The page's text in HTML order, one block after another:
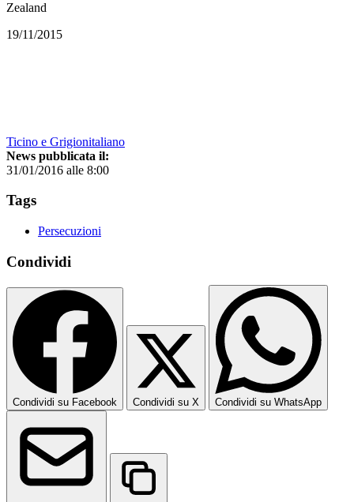
Zealand
19/11/2015
Ticino e Grigionitaliano
News pubblicata il:
31/01/2016 alle 8:00
Tags
Persecuzioni
Condividi
Condividi su Facebook Condividi su X Condividi su WhatsApp